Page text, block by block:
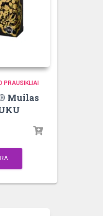
PRAUSIKLIAI
Muilas